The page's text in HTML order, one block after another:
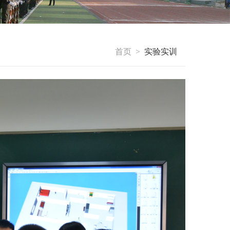
首页 实验实训